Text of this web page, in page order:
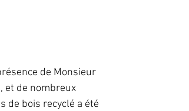
de Monsieur
et de nombreux
de bois recyclé a été